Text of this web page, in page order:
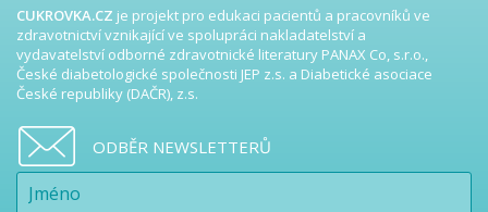
CUKROVKA.CZ je projekt pro edukaci pacientů a pracovníků ve
zdravotnictví vznikající ve spolupráci nakladatelství a
vydavatelství odborné zdravotnické literatury PANAX Co, s.r.o.,
České diabetologické společnosti JEP z.s. a Diabetické asociace
České republiky (DAČR), z.s.
ODBĚR NEWSLETTERŮ